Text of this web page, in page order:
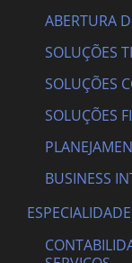
ABERTURA
SOLUÇÕES
SOLUÇÕES
SOLUÇÕES
BUSINESS